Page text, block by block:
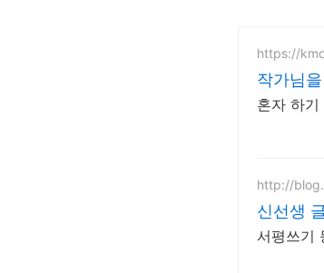
https://
작가님
혼자 하
http://
신선생
서평쓰기